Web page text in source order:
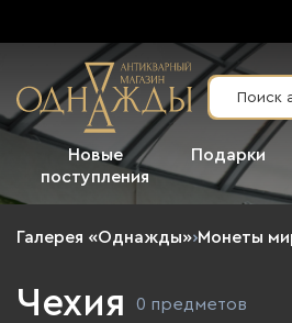
Новые
поступления
Подарки
Галерея «Однажды»›Монеты
Чехия 0 предметов